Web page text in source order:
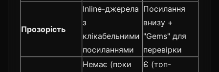
Прозорість
Inline-джерела
з
клікабельними
посиланнями
Посилання
внизу +
"Gems" для
перевірки
Немає (поки
Є (топ-